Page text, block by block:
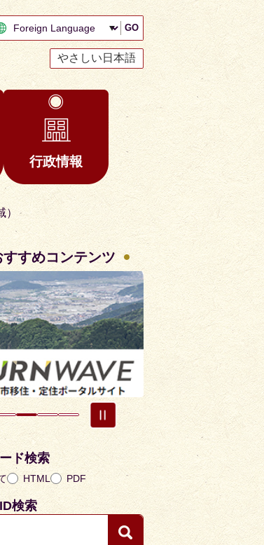
GO
やさしい日本語
行政情報
すすめコンテンツ
枚
目
の
イ
ド検索
HTML PDF
検索